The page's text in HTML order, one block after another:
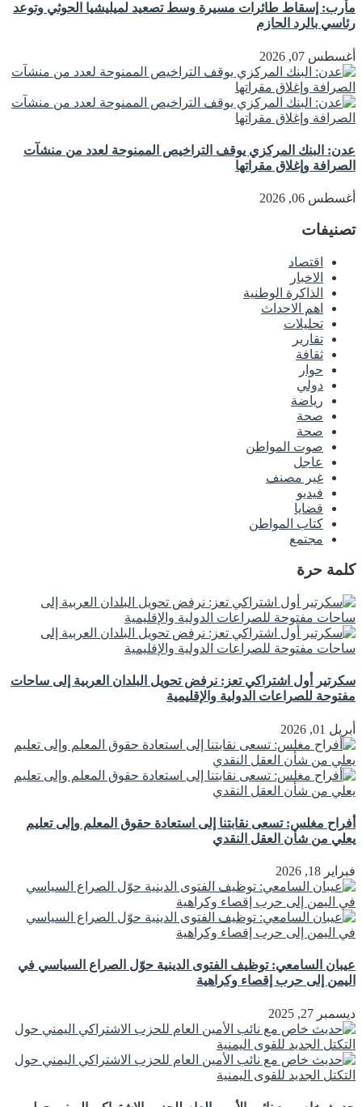
مأرب: إسقاط طائرات مسيرة وسط تصعيد لميليشيا الحوثي وتوعد
رئاسي بالرد الحازم
أغسطس 07, 2026
عدن: البنك المركزي يوقف التراخيص الممنوحة لعدد من منشآت
الصرافة وإغلاق مقراتها
أغسطس 06, 2026
تصنيفات
اقتصاد
الاخبار
الذاكرة الوطنية
اهم الاحداث
تحليلات
تقارير
ثقافة
حوار
دولي
رياضة
صحة
صحة
صوت المواطن
عاجل
غير مصنف
فيديو
قضايا
كتاب المواطن
مجتمع
كلمة حرة
سكرتير أول اشتراكي تعز: نرفض تحويل البلدان العربية إلى ساحات
مفتوحة للصراعات الدولية والإقليمية
أبريل 01, 2026
أفراح مغلس: تسعى نقابتنا إلى استعادة حقوق المعلم وإلى تعليم
يعلي من شأن العقل النقدي
فبراير 18, 2026
عيبان السامعي: توظيف الفتوى الدينية حوّل الصراع السياسي في
اليمن إلى حرب إقصاء وكراهية
ديسمبر 27, 2025